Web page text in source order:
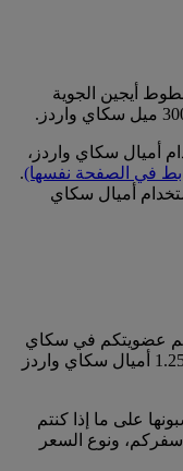
أيجين الجوية
أميال سكاي واردز،
في الصفحة نفسها).
أميال سكاي
عضويتكم في سكاي
واردز طيران الإمارات لكسب ما يصل إلى 1.25 أميال سكاي واردز
على ما إذا كنتم
ونوع السعر